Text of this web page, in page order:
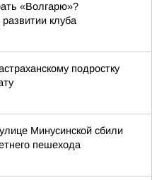
«Волгарю»?
клуба
подростку
Минусинской сбили
пешехода